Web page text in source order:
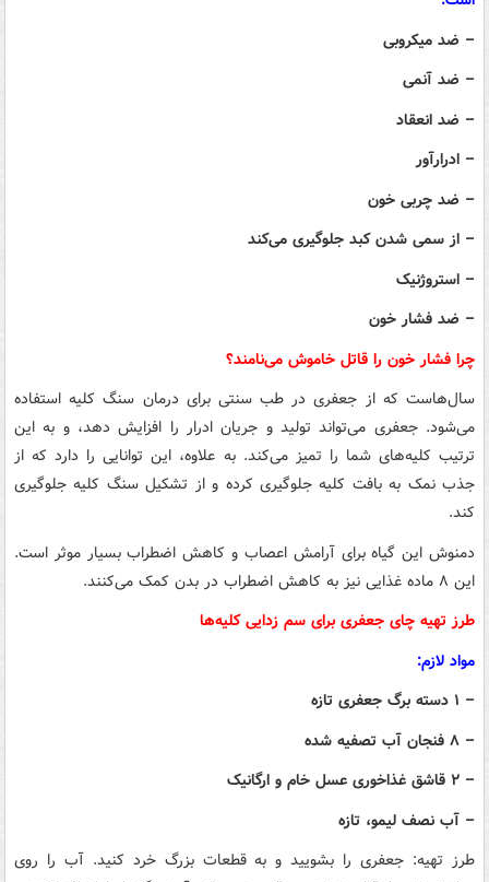
– ضد میکروبی
– ضد آنمی
– ضد انعقاد
– ادرارآور
– ضد چربی خون
– از سمی شدن کبد جلوگیری می‌کند
– استروژنیک
– ضد فشار خون
چرا فشار خون را قاتل خاموش می‌نامند؟
سال‌هاست که از جعفری در طب سنتی برای درمان سنگ کلیه استفاده
می‌شود. جعفری می‌تواند تولید و جریان ادرار را افزایش دهد، و به این
ترتیب کلیه‌های شما را تمیز می‌کند. به علاوه، این توانایی را دارد که از
جذب نمک به بافت کلیه جلوگیری کرده و از تشکیل سنگ کلیه جلوگیری
کند.
دمنوش این گیاه برای آرامش اعصاب و کاهش اضطراب بسیار موثر است.
این ۸ ماده غذایی نیز به کاهش اضطراب در بدن کمک می‌کنند.
طرز تهیه چای جعفری برای سم زدایی کلیه‌ها
مواد لازم:
– ۱ دسته برگ جعفری تازه
– ۸ فنجان آب تصفیه شده
– ۲ قاشق غذاخوری عسل خام و ارگانیک
– آب نصف لیمو، تازه
طرز تهیه: جعفری را بشویید و به قطعات بزرگ خرد کنید. آب را روی